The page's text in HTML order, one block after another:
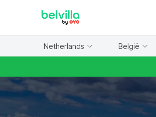
Netherlands België